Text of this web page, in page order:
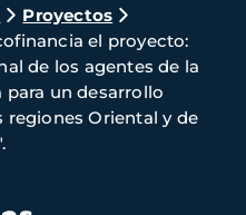
Proyectos
el proyecto:
de los agentes de la
para un desarrollo
regiones Oriental y de